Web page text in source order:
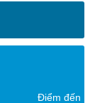
Điểm đến